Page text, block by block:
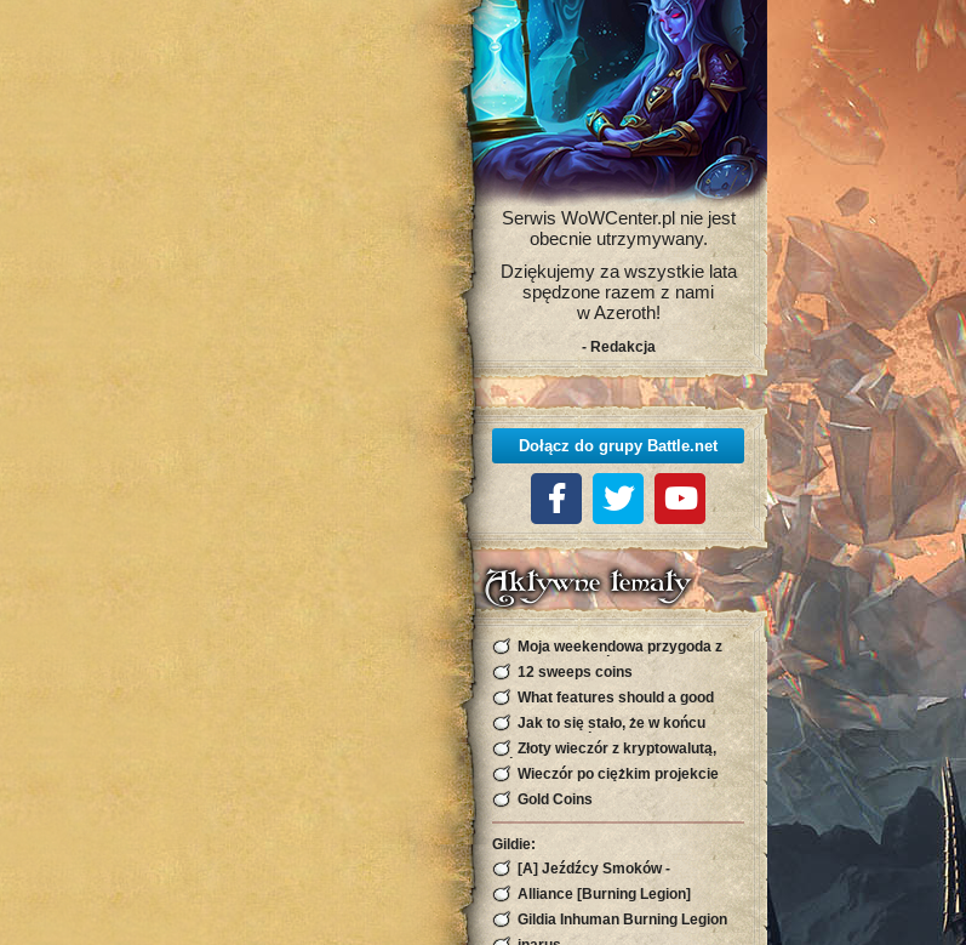
Serwis WoWCenter.pl nie jest
obecnie utrzymywany.
Dziękujemy za wszystkie lata
spędzone razem z nami
w Azeroth!
- Redakcja
Dołącz do grupy Battle.net
Aktywne tematy
Moja weekendowa przygoda z
kryptowalutą, która zaskoczyła
mnie s12 sweeps coins
What features should a good
sports site have in Bangladesh
Jak to się stało, że w końcu
znalazłem swój rytm w sieci
Złoty wieczór z kryptowalutą,
którego się nie spodziewałam
Wieczór po ciężkim projekcie
Gold Coins
Gildie:
[A] Jeźdźcy Smoków -
Silvermoon
Alliance [Burning Legion]
Gildia Inhuman Burning Legion
Horda Zapraszamy